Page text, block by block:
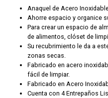
Anaquel de Acero
Ahorre espacio y organice
Para crear un espacio de
de alimentos, clóset de
Su recubrimiento le da a
zonas secas.
Fabricado en acero
fácil de limpiar.
Fabricado en Acero
Cuenta con 4 Entrepaños